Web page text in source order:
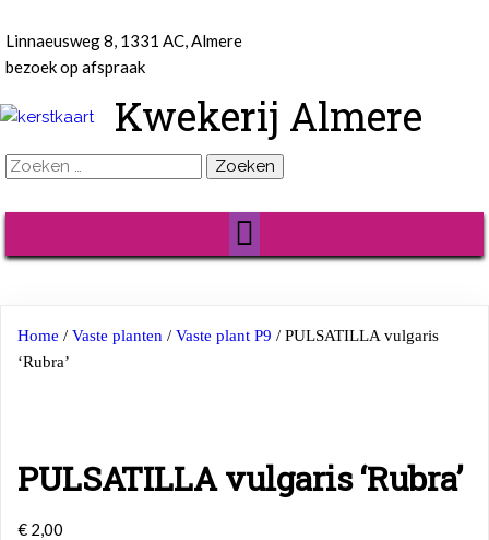
Linnaeusweg 8, 1331 AC, Almere
bezoek op afspraak
Kwekerij Almere
Zoeken
Home / Vaste planten / Vaste plant P9 / PULSATILLA vulgaris
‘Rubra’
PULSATILLA vulgaris ‘Rubra’
€ 2,00